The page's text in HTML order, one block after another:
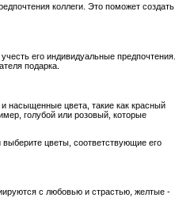
коллеги. Это поможет создать
его индивидуальные предпочтения.
подарка.
насыщенные цвета, такие как красный
голубой или розовый, которые
выберите цветы, соответствующие его
с любовью и страстью, желтые -